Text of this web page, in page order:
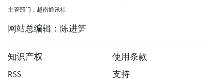
主管部门：越南通讯社
网站总编辑：陈进笋
知识产权
使用条款
RSS
支持